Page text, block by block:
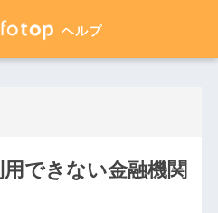
できない金融機関